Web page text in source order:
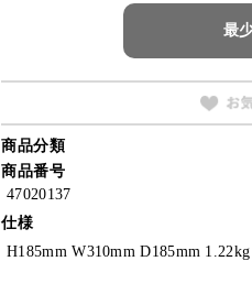
最
商品分類
商品番号
47020137
仕様
H185mm W310mm D185mm 1.22kg